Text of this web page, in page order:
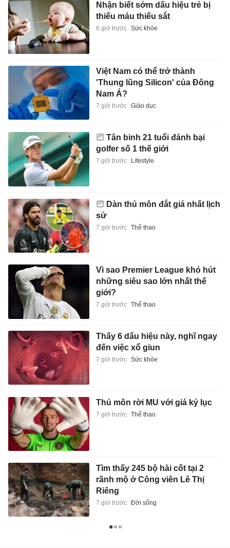
Nhận biết sớm dấu hiệu trẻ bị
thiếu máu thiếu sắt
6 giờ trước Sức khỏe
Việt Nam có thể trở thành
'Thung lũng Silicon' của Đông
Nam Á?
7 giờ trước Giáo dục
Tân binh 21 tuổi đánh bại
golfer số 1 thế giới
7 giờ trước Lifestyle
Dàn thủ môn đắt giá nhất lịch
sử
7 giờ trước Thể thao
Vì sao Premier League khó hút
những siêu sao lớn nhất thế
giới?
7 giờ trước Thể thao
Thấy 6 dấu hiệu này, nghĩ ngay
đến việc xổ giun
7 giờ trước Sức khỏe
Thủ môn rời MU với giá kỷ lục
7 giờ trước Thể thao
Tìm thấy 245 bộ hài cốt tại 2
rãnh mộ ở Công viên Lê Thị
Riêng
7 giờ trước Đời sống